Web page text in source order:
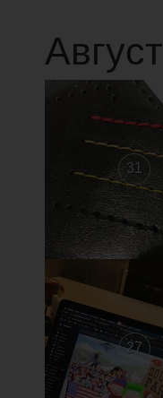
Август
31
27